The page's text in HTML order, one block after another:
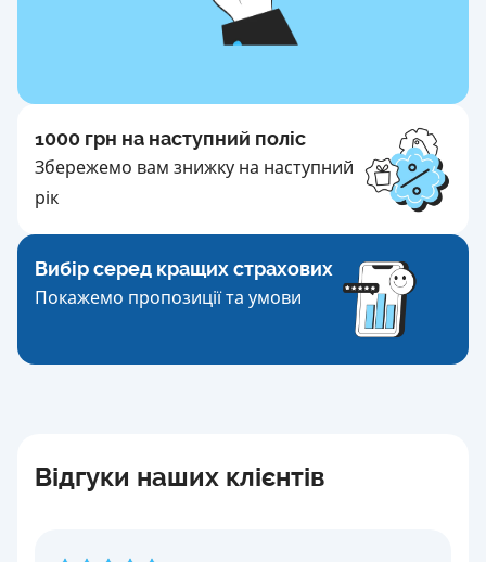
1000 грн на наступний поліс
Збережемо вам знижку на наступний
рік
Вибір серед кращих страхових
Покажемо пропозиції та умови
Відгуки наших клієнтів